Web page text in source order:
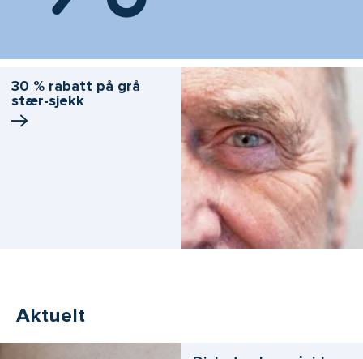
30 % rabatt på grå
stær-sjekk
Aktuelt